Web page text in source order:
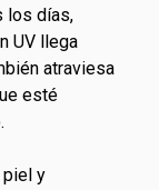
los días,
UV llega
atraviesa
esté
piel y